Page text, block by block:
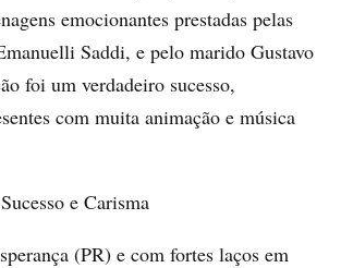
emocionantes prestadas pelas
Saddi, e pelo marido Gustavo
foi um verdadeiro sucesso,
com muita animação e música
e Carisma
(PR) e com fortes laços em